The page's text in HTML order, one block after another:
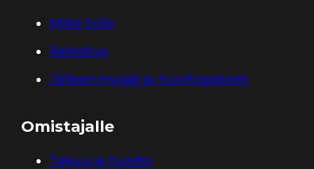
Miksi Solis
Rahoitus
Jälleenmyyjät ja huoltopisteet
Omistajalle
Takuu ja huolto